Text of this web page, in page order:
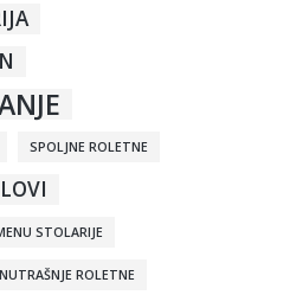
SPOLJNE ROLETNE
STOLARIJE
ROLETNE